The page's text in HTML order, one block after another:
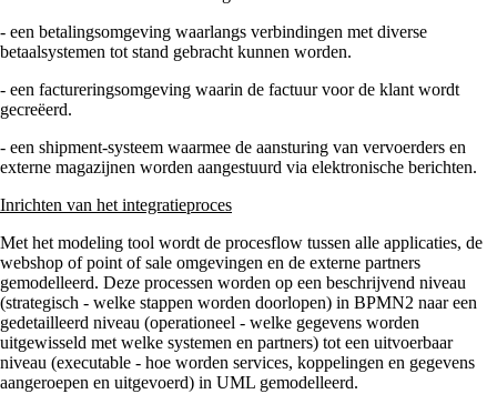
- een betalingsomgeving waarlangs verbindingen met diverse
betaalsystemen tot stand gebracht kunnen worden.
- een factureringsomgeving waarin de factuur voor de klant wordt
gecreëerd.
- een shipment-systeem waarmee de aansturing van vervoerders en
externe magazijnen worden aangestuurd via elektronische berichten.
Inrichten van het integratieproces
Met het modeling tool wordt de procesflow tussen alle applicaties, de
webshop of point of sale omgevingen en de externe partners
gemodelleerd. Deze processen worden op een beschrijvend niveau
(strategisch - welke stappen worden doorlopen) in BPMN2 naar een
gedetailleerd niveau (operationeel - welke gegevens worden
uitgewisseld met welke systemen en partners) tot een uitvoerbaar
niveau (executable - hoe worden services, koppelingen en gegevens
aangeroepen en uitgevoerd) in UML gemodelleerd.